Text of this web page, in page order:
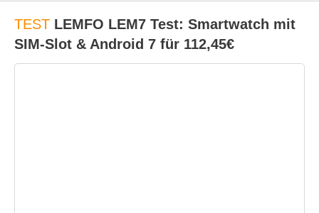
TEST LEMFO LEM7 Test: Smartwatch mit
SIM-Slot & Android 7 für 112,45€